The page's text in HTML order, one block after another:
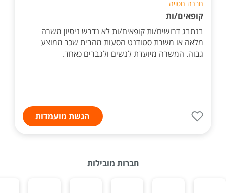
חברה חסויה
קופאים/ות
בנתבג דרושים/ות קופאים/ות לא נדרש ניסיון משרה
מלאה או משרת סטודנט הסעות מהבית שכר ממוצע
גבוה. המשרה מיועדת לנשים ולגברים כאחד.
הגשת מועמדות
חברות מובילות